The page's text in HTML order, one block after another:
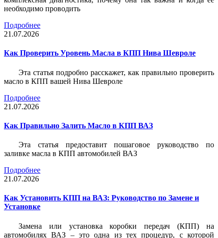
необходимо проводить
Подробнее
21.07.2026
Как Проверить Уровень Масла в КПП Нива Шевроле
Эта статья подробно расскажет, как правильно проверить
масло в КПП вашей Нива Шевроле
Подробнее
21.07.2026
Как Правильно Залить Масло в КПП ВАЗ
Эта статья предоставит пошаговое руководство по
заливке масла в КПП автомобилей ВАЗ
Подробнее
21.07.2026
Как Установить КПП на ВАЗ: Руководство по Замене и
Установке
Замена или установка коробки передач (КПП) на
автомобилях ВАЗ – это одна из тех процедур, с которой